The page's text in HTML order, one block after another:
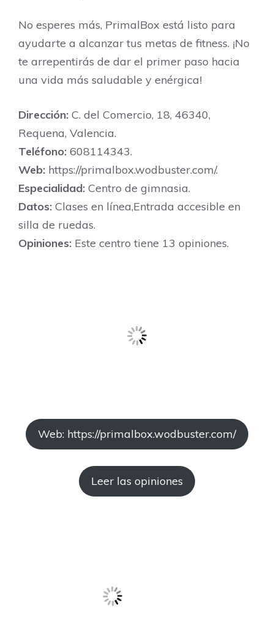
No esperes más, PrimalBox está listo para
ayudarte a alcanzar tus metas de fitness. ¡No
te arrepentirás de dar el primer paso hacia
una vida más saludable y enérgica!
Dirección: C. del Comercio, 18, 46340,
Requena, Valencia.
Teléfono: 608114343.
Web: https://primalbox.wodbuster.com/.
Especialidad: Centro de gimnasia.
Datos: Clases en línea,Entrada accesible en
silla de ruedas.
Opiniones: Este centro tiene 13 opiniones.
Web: https://primalbox.wodbuster.com/
Leer las opiniones